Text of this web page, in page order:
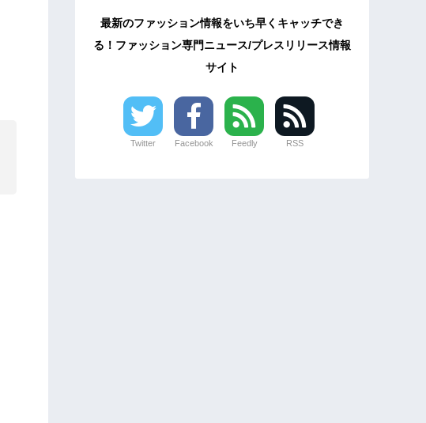
最新のファッション情報をいち早くキャッチでき
る！ファッション専門ニュース/プレスリリース情報
サイト
Twitter Facebook Feedly RSS